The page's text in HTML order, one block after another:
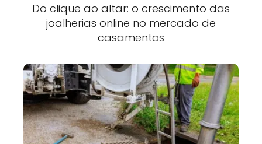
Do clique ao altar: o crescimento das
joalherias online no mercado de
casamentos